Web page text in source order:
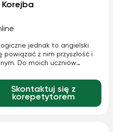
Korejba
jednak to angielski
powiązać z nim przyszłość i
Do moich uczniów
i spokojny. Zawsze
zrozumieli. Chciałabym by
zajęc...
Skontaktuj się z
korepetytorem